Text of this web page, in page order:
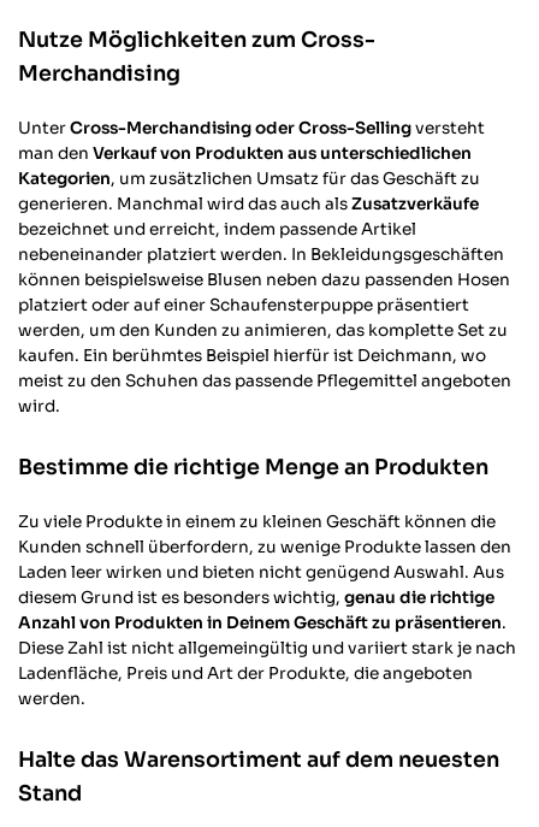
Nutze Möglichkeiten zum Cross-
Merchandising
UnterCross-Merchandising oder Cross-Sellingversteht
man den Verkauf von Produkten aus unterschiedlichen
Kategorien, um zusätzlichen Umsatz für das Geschäft zu
generieren. Manchmal wird das auch alsZusatzverkäufe
bezeichnet und erreicht, indem passende Artikel
nebeneinander platziert werden. In Bekleidungsgeschäften
können beispielsweise Blusen neben dazu passenden Hosen
platziert oder auf einer Schaufensterpuppe präsentiert
werden, um den Kunden zu animieren, das komplette Set zu
kaufen. Ein berühmtes Beispiel hierfür ist Deichmann, wo
meist zu den Schuhen das passende Pflegemittel angeboten
wird.
Bestimme die richtige Menge an Produkten
Zu viele Produkte in einem zu kleinen Geschäft können die
Kunden schnell überfordern, zu wenige Produkte lassen den
Laden leer wirken und bieten nicht genügend Auswahl. Aus
diesem Grund ist es besonders wichtig, genau die richtige
Anzahl von Produkten in Deinem Geschäft zu präsentieren.
Diese Zahl ist nicht allgemeingültig und variiert stark je nach
Ladenfläche, Preis und Art der Produkte, die angeboten
werden.
Halte das Warensortiment auf dem neuesten
Stand
Thomas M
Hat alles bestens geklappt, super Produkt
Hilfreich? Ja Teilen Herrieden, DE, 3.10.2025
Alle Bewertungen Lesen